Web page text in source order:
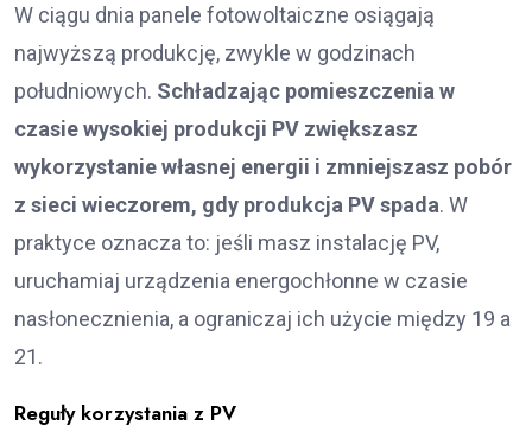
W ciągu dnia panele fotowoltaiczne osiągają
najwyższą produkcję, zwykle w godzinach
południowych. Schładzając pomieszczenia w
czasie wysokiej produkcji PV zwiększasz
wykorzystanie własnej energii i zmniejszasz pobór
z sieci wieczorem, gdy produkcja PV spada. W
praktyce oznacza to: jeśli masz instalację PV,
uruchamiaj urządzenia energochłonne w czasie
nasłonecznienia, a ograniczaj ich użycie między 19 a
21.
Reguły korzystania z PV